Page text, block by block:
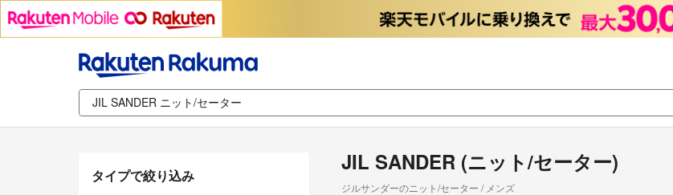
JIL SANDER (ニット/セーター)
ジルサンダーのニット/セーター / メンズ
タイプで絞り込み